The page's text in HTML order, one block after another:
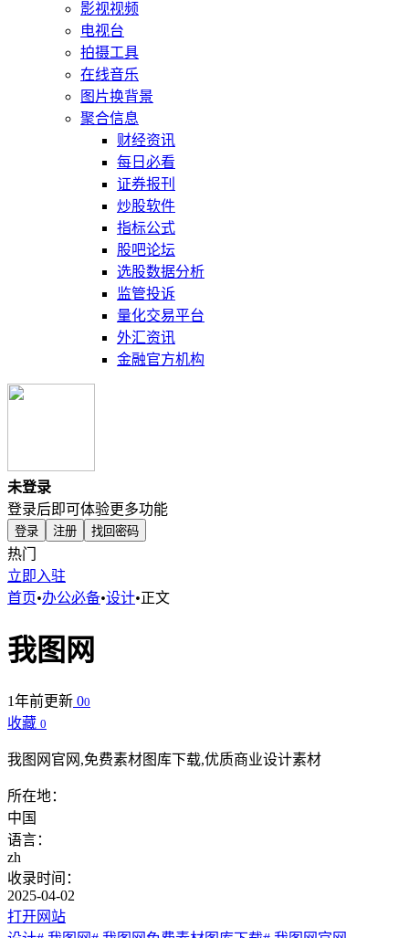
影视视频
电视台
拍摄工具
在线音乐
图片换背景
聚合信息
财经资讯
每日必看
证券报刊
炒股软件
指标公式
股吧论坛
选股数据分析
监管投诉
量化交易平台
外汇资讯
金融官方机构
未登录
登录后即可体验更多功能
登录 注册 找回密码
热门
立即入驻
首页•办公必备•设计•正文
我图网
1年前更新 00
收藏 0
我图网官网,免费素材图库下载,优质商业设计素材
所在地：
中国
语言：
zh
收录时间：
2025-04-02
打开网站